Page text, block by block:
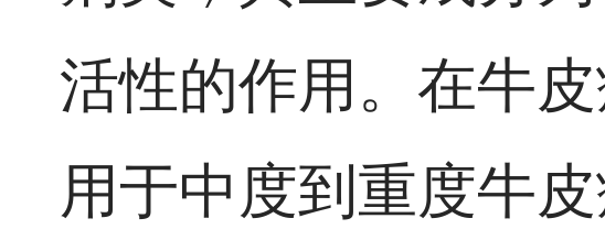
活性的作用。在牛
用于中度到重度牛皮